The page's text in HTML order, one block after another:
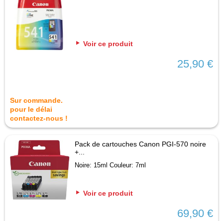
Voir ce produit
25,90 €
Sur commande.
pour le délai
contactez-nous !
Pack de cartouches Canon PGI-570 noire
+...
Noire: 15ml Couleur: 7ml
Voir ce produit
69,90 €